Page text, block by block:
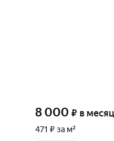
8 000 ₽ в месяц
471 ₽ за м²